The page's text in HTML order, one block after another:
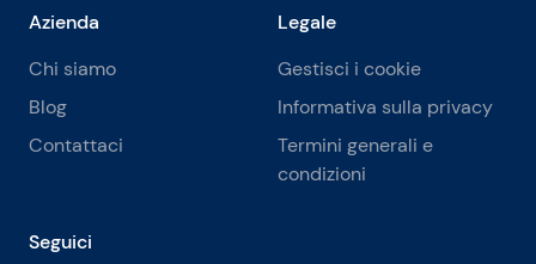
Azienda
Chi siamo
Blog
Contattaci
Legale
Gestisci i cookie
Informativa sulla privacy
Termini generali e
condizioni
Seguici